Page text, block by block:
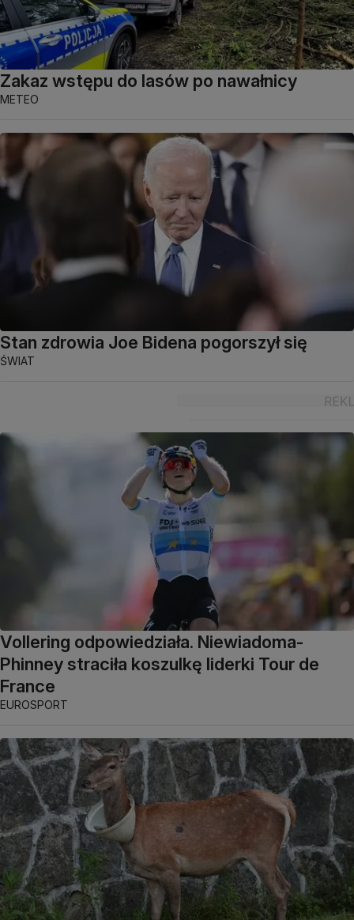
Zakaz wstępu do lasów po nawałnicy
METEO
Stan zdrowia Joe Bidena pogorszył się
ŚWIAT
Vollering odpowiedziała. Niewiadoma-
Phinney straciła koszulkę liderki Tour de
France
EUROSPORT